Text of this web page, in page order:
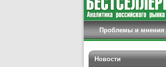
Проблемы и мнения
Новости